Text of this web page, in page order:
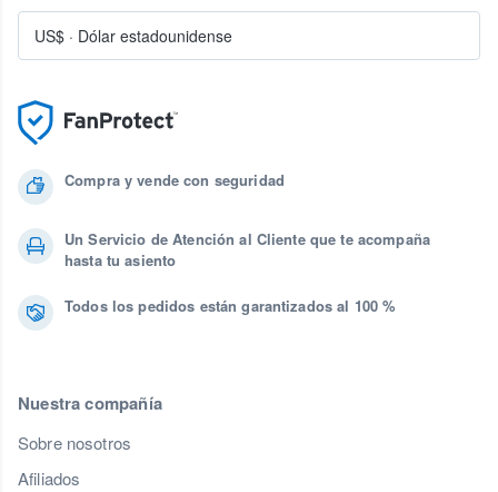
Compra y vende con seguridad
Un Servicio de Atención al Cliente que te acompaña
hasta tu asiento
Todos los pedidos están garantizados al 100 %
Nuestra compañía
Sobre nosotros
Afiliados
US$ · Dólar estadounidense